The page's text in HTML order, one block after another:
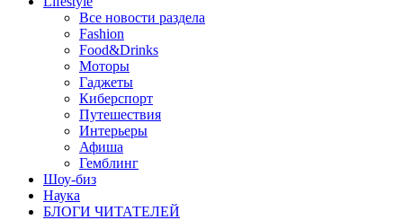
Все новости раздела
Fashion
Food&Drinks
Моторы
Гаджеты
Киберспорт
Путешествия
Интерьеры
Афиша
Гемблинг
Шоу-биз
Наука
БЛОГИ ЧИТАТЕЛЕЙ